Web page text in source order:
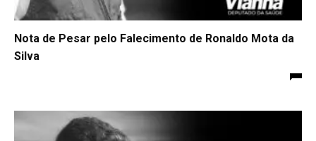
Nota de Pesar pelo Falecimento de Ronaldo Mota da
Silva